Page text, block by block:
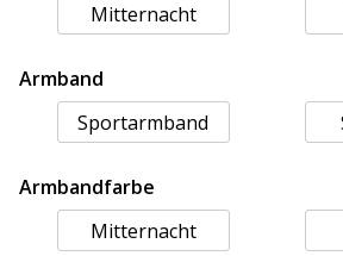
Mitternacht
Armband
Sportarmband
Armbandfarbe
Mitternacht